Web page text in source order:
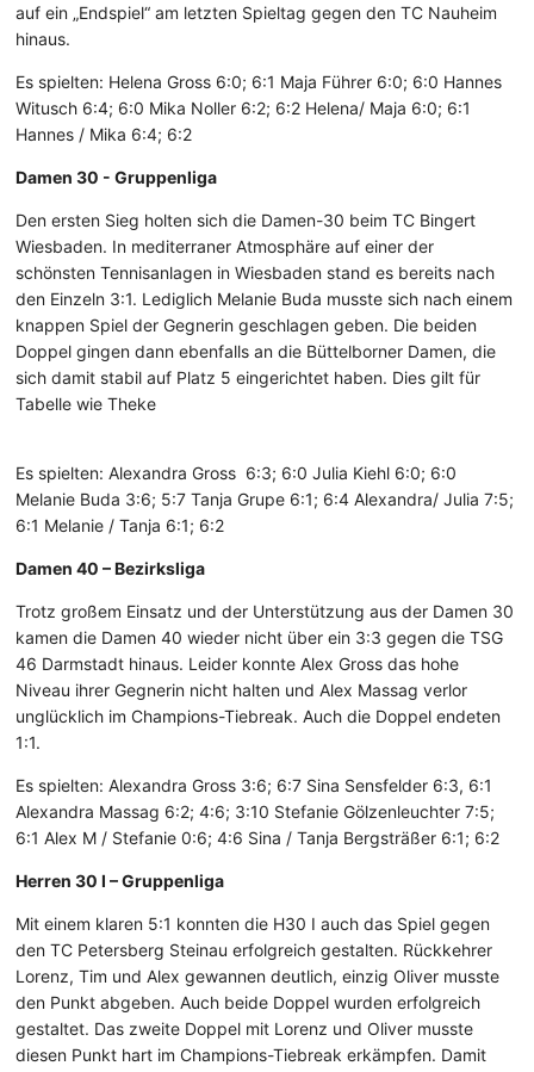
auf ein „Endspiel“ am letzten Spieltag gegen den TC Nauheim
hinaus.
Es spielten: Helena Gross 6:0; 6:1 Maja Führer 6:0; 6:0 Hannes
Witusch 6:4; 6:0 Mika Noller 6:2; 6:2 Helena/ Maja 6:0; 6:1
Hannes / Mika 6:4; 6:2
Damen 30 - Gruppenliga
Den ersten Sieg holten sich die Damen-30 beim TC Bingert
Wiesbaden. In mediterraner Atmosphäre auf einer der
schönsten Tennisanlagen in Wiesbaden stand es bereits nach
den Einzeln 3:1. Lediglich Melanie Buda musste sich nach einem
knappen Spiel der Gegnerin geschlagen geben. Die beiden
Doppel gingen dann ebenfalls an die Büttelborner Damen, die
sich damit stabil auf Platz 5 eingerichtet haben. Dies gilt für
Tabelle wie Theke
Es spielten: Alexandra Gross 6:3; 6:0 Julia Kiehl 6:0; 6:0
Melanie Buda 3:6; 5:7 Tanja Grupe 6:1; 6:4 Alexandra/ Julia 7:5;
6:1 Melanie / Tanja 6:1; 6:2
Damen 40 – Bezirksliga
Trotz großem Einsatz und der Unterstützung aus der Damen 30
kamen die Damen 40 wieder nicht über ein 3:3 gegen die TSG
46 Darmstadt hinaus. Leider konnte Alex Gross das hohe
Niveau ihrer Gegnerin nicht halten und Alex Massag verlor
unglücklich im Champions-Tiebreak. Auch die Doppel endeten
1:1.
Es spielten: Alexandra Gross 3:6; 6:7 Sina Sensfelder 6:3, 6:1
Alexandra Massag 6:2; 4:6; 3:10 Stefanie Gölzenleuchter 7:5;
6:1 Alex M / Stefanie 0:6; 4:6 Sina / Tanja Bergsträßer 6:1; 6:2
Herren 30 I – Gruppenliga
Mit einem klaren 5:1 konnten die H30 I auch das Spiel gegen
den TC Petersberg Steinau erfolgreich gestalten. Rückkehrer
Lorenz, Tim und Alex gewannen deutlich, einzig Oliver musste
den Punkt abgeben. Auch beide Doppel wurden erfolgreich
gestaltet. Das zweite Doppel mit Lorenz und Oliver musste
diesen Punkt hart im Champions-Tiebreak erkämpfen. Damit